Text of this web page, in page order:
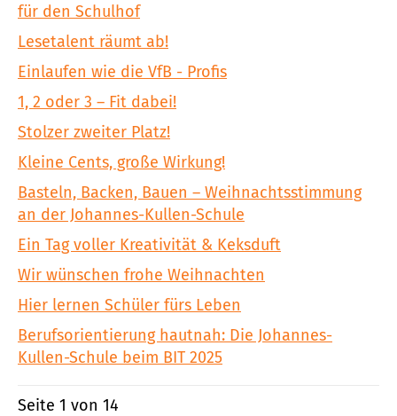
für den Schulhof
Lesetalent räumt ab!
Einlaufen wie die VfB - Profis
1, 2 oder 3 – Fit dabei!
Stolzer zweiter Platz!
Kleine Cents, große Wirkung!
Basteln, Backen, Bauen – Weihnachtsstimmung
an der Johannes-Kullen-Schule
Ein Tag voller Kreativität & Keksduft
Wir wünschen frohe Weihnachten
Hier lernen Schüler fürs Leben
Berufsorientierung hautnah: Die Johannes-
Kullen-Schule beim BIT 2025
Seite 1 von 14